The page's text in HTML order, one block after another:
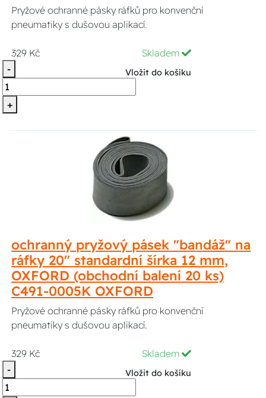
Pryžové ochranné pásky ráfků pro konvenční
pneumatiky s dušovou aplikací.
329 Kč
Skladem
-
+
Vložit do košíku
ochranný pryžový pásek "bandáž" na
ráfky 20" standardní šírka 12 mm,
OXFORD (obchodní balení 20 ks)
C491-0005K OXFORD
Pryžové ochranné pásky ráfků pro konvenční
pneumatiky s dušovou aplikací.
329 Kč
Skladem
-
Vložit do košíku